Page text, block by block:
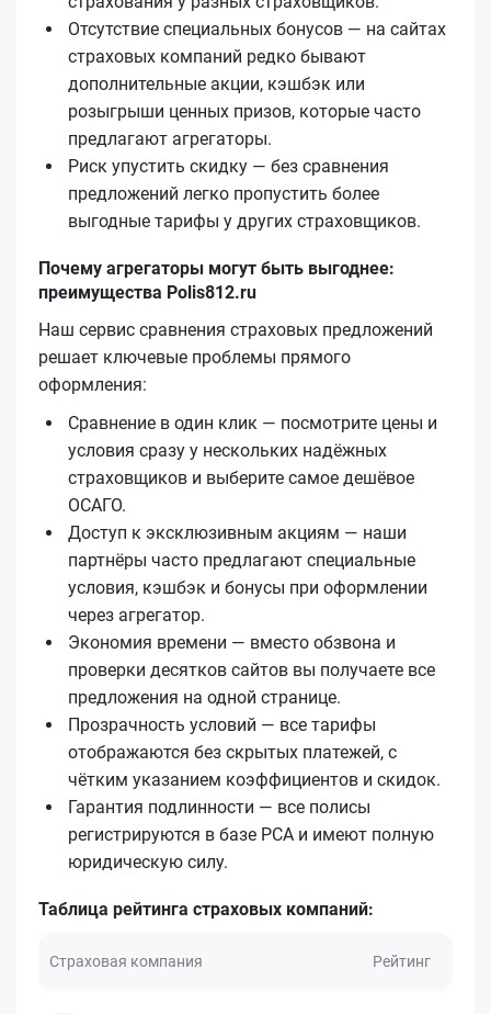
Отсутствие специальных бонусов — на сайтах
страховых компаний редко бывают
дополнительные акции, кэшбэк или
розыгрыши ценных призов, которые часто
предлагают агрегаторы.
Риск упустить скидку — без сравнения
предложений легко пропустить более
выгодные тарифы у других страховщиков.
Почему агрегаторы могут быть выгоднее:
преимущества Polis812.ru
Наш сервис сравнения страховых предложений
решает ключевые проблемы прямого
оформления:
Сравнение в один клик — посмотрите цены и
условия сразу у нескольких надёжных
страховщиков и выберите самое дешёвое
ОСАГО.
Доступ к эксклюзивным акциям — наши
партнёры часто предлагают специальные
условия, кэшбэк и бонусы при оформлении
через агрегатор.
Экономия времени — вместо обзвона и
проверки десятков сайтов вы получаете все
предложения на одной странице.
Прозрачность условий — все тарифы
отображаются без скрытых платежей, с
чётким указанием коэффициентов и скидок.
Гарантия подлинности — все полисы
регистрируются в базе РСА и имеют полную
юридическую силу.
Таблица рейтинга страховых компаний:
Страховая компания Рейтинг